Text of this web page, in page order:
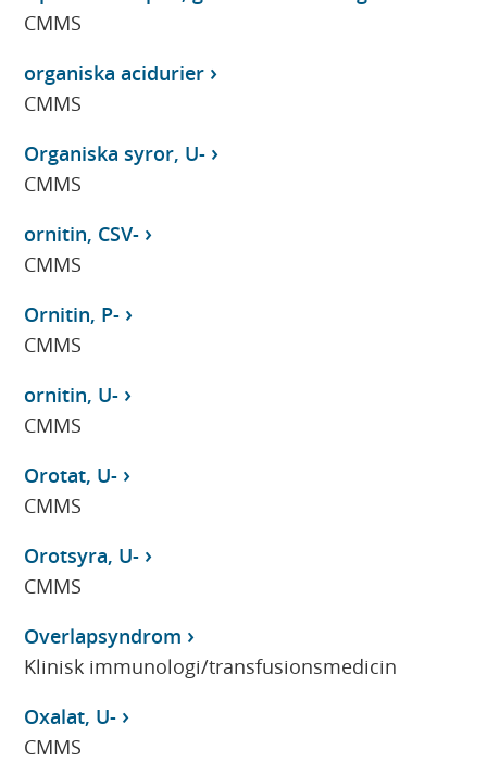
CMMS
organiska acidurier
CMMS
Organiska syror, U-
CMMS
ornitin, CSV-
CMMS
Ornitin, P-
CMMS
ornitin, U-
CMMS
Orotat, U-
CMMS
Orotsyra, U-
CMMS
Overlapsyndrom
Klinisk immunologi/transfusionsmedicin
Oxalat, U-
CMMS